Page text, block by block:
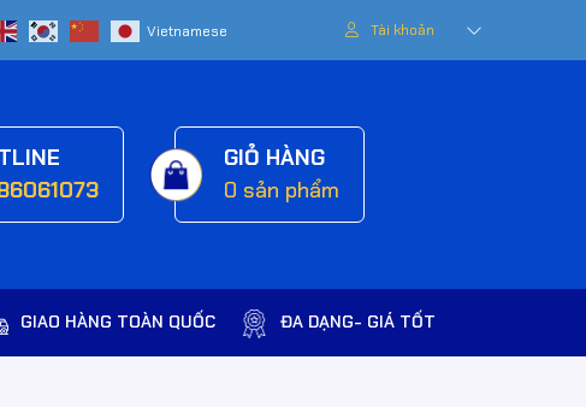
Tài khoản
GIỎ HÀNG
0 sản phẩm
GIAO HÀNG TOÀN QUỐC ĐA DẠNG- GIÁ TỐT